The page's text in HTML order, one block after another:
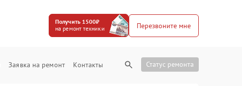
Получить 1500₽
на ремонт техники
Перезвоните мне
Заявка на ремонт Контакты Статус ремонта